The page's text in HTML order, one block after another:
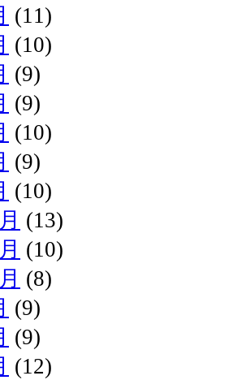
(11)
(10)
(9)
(9)
(10)
(9)
(10)
(13)
(10)
(8)
(9)
(9)
(12)